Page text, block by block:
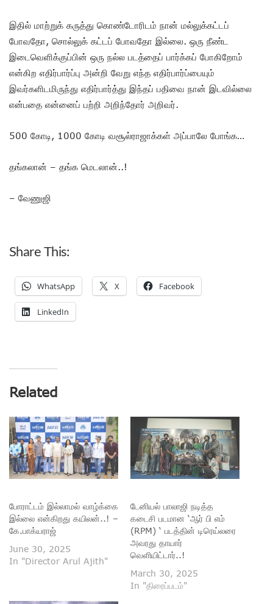
இதில் மாற்றுக் கருத்து கொண்டோரிடம் நான் மல்லுக்கட்டப்
போவதோ, சொல்லுக் கட்டப் போவதோ இல்லை. ஒரு நீண்ட
இடைவெளிக்குப்பின் ஒரு நல்ல படத்தைப் பார்க்கப் போகிறோம்
என்கிற எதிர்பார்ப்பு அன்றி வேறு எந்த எதிர்பார்ப்பையும்
இவர்களிடமிருந்து எதிர்பார்த்து இந்தப் பதிவை நான் இடவில்லை
என்பதை என்னைப் பற்றி அறிந்தோர் அறிவர்.
500 கோடி, 1000 கோடி வசூல்ராஜாக்கள் அப்பாலே போங்க…
தங்கலான் – தங்க மெடலான்..!
– வேணுஜி
Share This:
WhatsApp X Facebook
LinkedIn
Related
போராட்டம் இல்லாமல் வாழ்க்கை
இல்லை என்கிறது கயிலன்..! –
கே.பாக்யராஜ்
June 30, 2025
In "Director Arul Ajith"
டேனியல் பாலாஜி நடித்த
கடைசி படமான ‘ஆர் பி எம்
(RPM) ‘ படத்தின் டிரெய்லரை
அவரது தாயார்
வெளியிட்டார்..!
March 30, 2025
In "திரைப்படம்"